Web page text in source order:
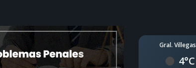
Gral. Villegas
4°C